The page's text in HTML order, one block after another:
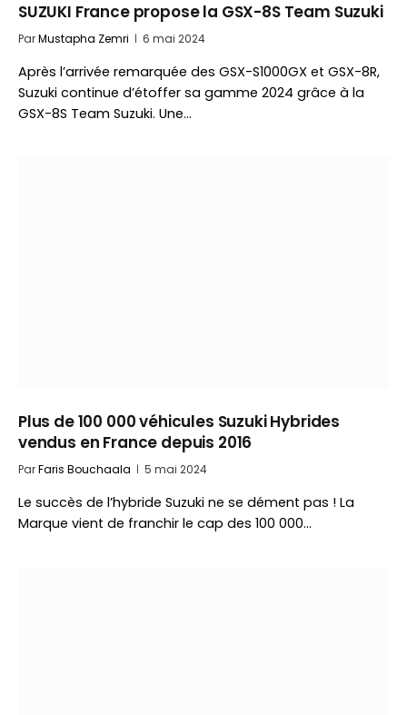
SUZUKI France propose la GSX-8S Team Suzuki
ParMustapha Zemri 6 mai 2024
Après l’arrivée remarquée des GSX-S1000GX et GSX-8R,
Suzuki continue d’étoffer sa gamme 2024 grâce à la
GSX-8S Team Suzuki. Une…
Plus de 100 000 véhicules Suzuki Hybrides
vendus en France depuis 2016
ParFaris Bouchaala 5 mai 2024
Le succès de l’hybride Suzuki ne se dément pas ! La
Marque vient de franchir le cap des 100 000…